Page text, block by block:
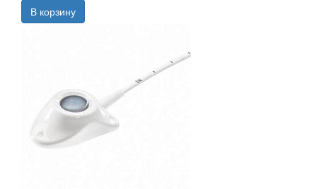
В корзину